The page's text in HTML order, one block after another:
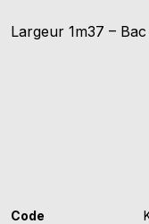
G261
Largeur 1m37 –
Code